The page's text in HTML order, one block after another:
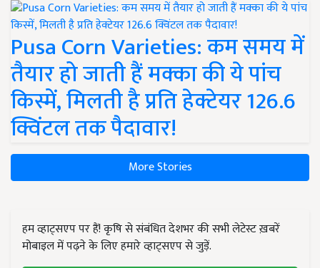
Pusa Corn Varieties: कम समय में
तैयार हो जाती हैं मक्का की ये पांच
किस्में, मिलती है प्रति हेक्टेयर 126.6
क्विंटल तक पैदावार!
More Stories
हम व्हाट्सएप पर हैं! कृषि से संबंधित देशभर की सभी लेटेस्ट ख़बरें
मोबाइल में पढ़ने के लिए हमारे व्हाट्सएप से जुड़ें.